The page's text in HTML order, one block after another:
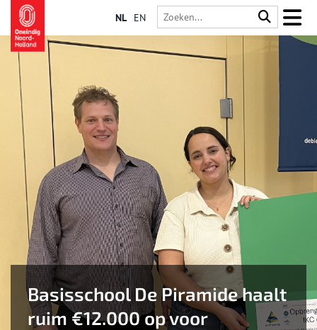
NL EN
Basisschool De Piramide haalt
ruim €12.000 op voor